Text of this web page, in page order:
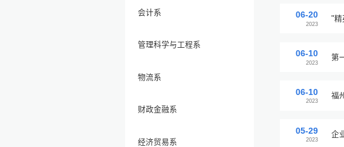
会计系
管理科学与工程系
物流系
财政金融系
经济贸易系
06-20
2023
"精
06-10
2023
第
06-10
2023
福
05-29
2023
企